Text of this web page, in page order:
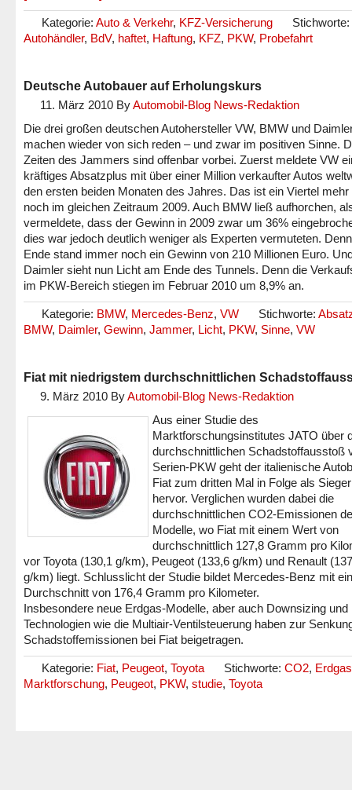
Kategorie: Auto & Verkehr, KFZ-Versicherung
Stichworte:
Autohändler, BdV, haftet, Haftung, KFZ, PKW, Probefahrt
Deutsche Autobauer auf Erholungskurs
11. März 2010 ByAutomobil-Blog News-Redaktion
Die drei großen deutschen Autohersteller VW, BMW und
machen wieder von sich reden – und zwar im positiven Sinne.
Zeiten des Jammers sind offenbar vorbei. Zuerst meldete VW
kräftiges Absatzplus mit über einer Million verkaufter Autos
den ersten beiden Monaten des Jahres. Das ist ein Viertel mehr
noch im gleichen Zeitraum 2009. Auch BMW ließ aufhorchen,
vermeldete, dass der Gewinn in 2009 zwar um 36%
dies war jedoch deutlich weniger als Experten vermuteten.
Ende stand immer noch ein Gewinn von 210 Millionen Euro.
Daimler sieht nun Licht am Ende des Tunnels. Denn die
im PKW-Bereich stiegen im Februar 2010 um 8,9% an.
Kategorie: BMW, Mercedes-Benz, VW Stichworte:
BMW, Daimler, Gewinn, Jammer, Licht, PKW, Sinne, VW
Fiat mit niedrigstem durchschnittlichen
9. März 2010 ByAutomobil-Blog News-Redaktion
Aus einer Studie des
Marktforschungsinstitutes JATO über
durchschnittlichen Schadstoffausstoß
Serien-PKW geht der italienische
Fiat zum dritten Mal in Folge als Sieger
hervor. Verglichen wurden dabei die
durchschnittlichen CO2-Emissionen
Modelle, wo Fiat mit einem Wert von
durchschnittlich 127,8 Gramm pro
vor Toyota (130,1 g/km), Peugeot (133,6 g/km) und Renault
g/km) liegt. Schlusslicht der Studie bildet Mercedes-Benz mit
Durchschnitt von 176,4 Gramm pro Kilometer.
Insbesondere neue Erdgas-Modelle, aber auch Downsizing und
Technologien wie die Multiair-Ventilsteuerung haben zur
Schadstoffemissionen bei Fiat beigetragen.
Kategorie: Fiat, Peugeot, Toyota Stichworte: CO2, Erdgas
Marktforschung, Peugeot, PKW, studie, Toyota